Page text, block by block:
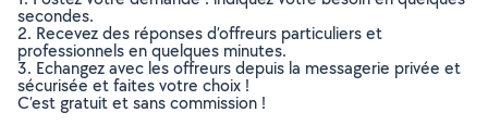
secondes.
2. Recevez des réponses d’offreurs particuliers et
professionnels en quelques minutes.
3. Echangez avec les offreurs depuis la messagerie privée et
sécurisée et faites votre choix !
C’est gratuit et sans commission !